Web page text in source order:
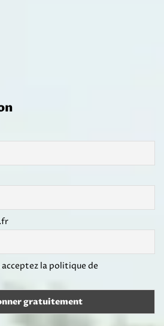
la politique de